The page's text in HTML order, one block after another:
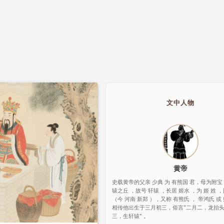
文中人物
黄帝
史载黄帝的父亲 少典 为 有熊国 君，母为附宝
辕之丘 ，故号 轩辕 ，长居 姬水 ，为 姬 姓
（今 河南 新郑 ），又称 有熊氏 ， 帝鸿氏 或
相传他出生于三月初三，俗言“二月二，龙抬
三，生轩辕” 。